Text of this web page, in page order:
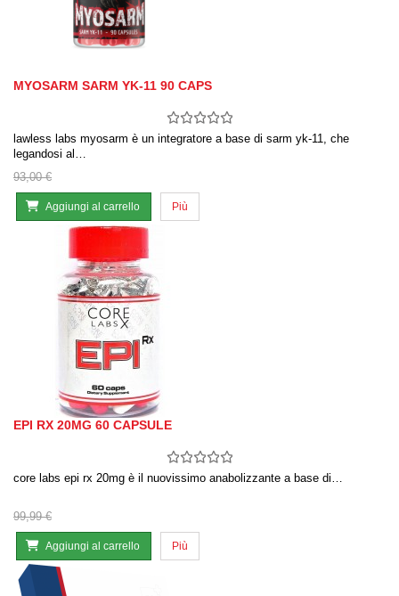
MYOSARM SARM YK-11 90 CAPS
lawless labs myosarm è un integratore a base di sarm yk-11, che
legandosi al…
93,00 €
Aggiungi al carrello Più
EPI RX 20MG 60 CAPSULE
core labs epi rx 20mg è il nuovissimo anabolizzante a base di…
99,99 €
Aggiungi al carrello Più